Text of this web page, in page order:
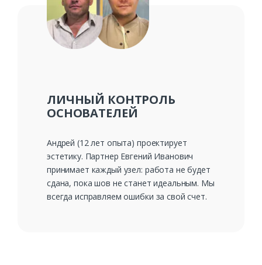
ЛИЧНЫЙ КОНТРОЛЬ
ОСНОВАТЕЛЕЙ
Андрей (12 лет опыта) проектирует
эстетику. Партнер Евгений Иванович
принимает каждый узел: работа не будет
сдана, пока шов не станет идеальным. Мы
всегда исправляем ошибки за свой счет.